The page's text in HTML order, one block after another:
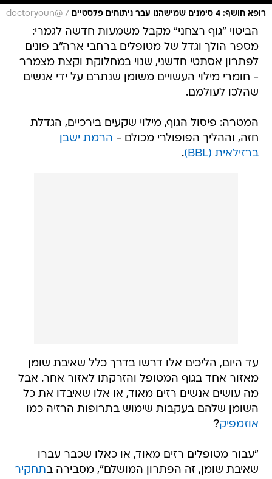
רופא חושף: 4 סימנים שמישהנו עבר ניתוחים פלסטיים /
@doctoryoun
הביטוי "גוף רצחני" מקבל משמעות חדשה לגמרי:
מספר הולך וגדל של מטופלים ברחבי ארה"ב פונים
לפתרון אסתטי חדשני, שנוי במחלוקת וקצת מצמרר
- חומרי מילוי העשויים משומן שנתרם על ידי אנשים
שהלכו לעולמם.
המטרה: פיסול הגוף, מילוי שקעים בירכיים, הגדלת
חזה, וההליך הפופולרי מכולם - הרמת ישבן
ברזילאית (BBL)
.
עד היום, הליכים אלו דרשו בדרך כלל שאיבת שומן
מאזור אחד בגוף המטופל והזרקתו לאזור אחר. אבל
מה עושים אנשים רזים מאוד, או אלו שאיבדו את כל
השומן שלהם בעקבות שימוש בתרופות הרזיה כמו
אוזמפיק?
"עבור מטופלים רזים מאוד, או כאלו שכבר עברו
שאיבת שומן, זה הפתרון המושלם", מסבירה בתחקיר